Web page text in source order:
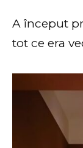
A început
tot ce era